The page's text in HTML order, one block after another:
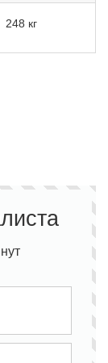
248 кг